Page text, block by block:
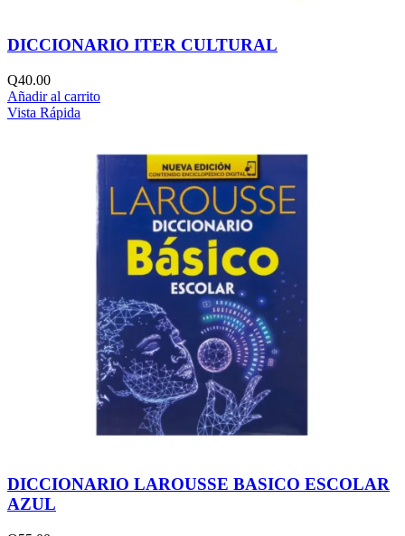
DICCIONARIO ITER CULTURAL
Q40.00
Añadir al carrito
Vista Rápida
DICCIONARIO LAROUSSE BASICO ESCOLAR
AZUL